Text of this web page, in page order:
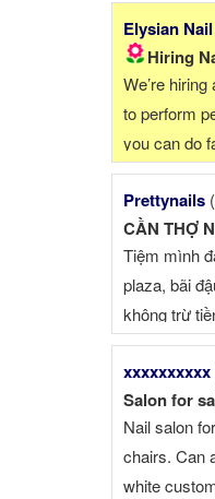
Elysian
Hiring
We’re
to perform
you can do
acrylics, the
Prettynails (
CẦN THỢ
Tiệm mình
plaza, bãi
không trừ
xxxxxxxxxx
Salon for
Nail salon
chairs. Can
white